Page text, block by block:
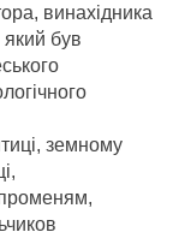
винахідника
був
земному
променям,